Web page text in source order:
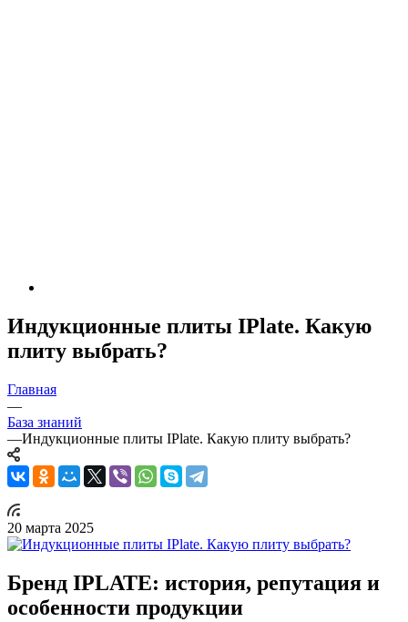
Индукционные плиты IPlate. Какую
плиту выбрать?
Главная
—
База знаний
—Индукционные плиты IPlate. Какую плиту выбрать?
20 марта 2025
Бренд IPLATE: история, репутация и
особенности продукции